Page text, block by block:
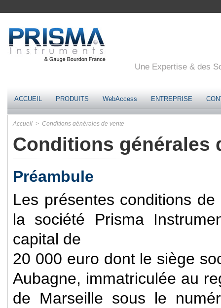
prisma
Une Expertise & des
ACCUEIL PRODUITS WebAccess ENTREPRISE
Accueil > Conditions générales de vente
Conditions générales
Préambule
Les présentes conditions
la société Prisma
capital de
20 000 euro dont le siège
Aubagne, immatriculée au
de Marseille sous le